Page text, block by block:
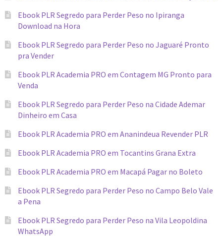
Ebook PLR Segredo para Perder Peso no Ipiranga
Download na Hora
Ebook PLR Segredo para Perder Peso no Jaguaré Pronto
pra Vender
Ebook PLR Academia PRO em Contagem MG Pronto para
Venda
Ebook PLR Segredo para Perder Peso na Cidade Ademar
Dinheiro em Casa
Ebook PLR Academia PRO em Ananindeua Revender PLR
Ebook PLR Academia PRO em Tocantins Grana Extra
Ebook PLR Academia PRO em Macapá Pagar no Boleto
Ebook PLR Segredo para Perder Peso no Campo Belo Vale
a Pena
Ebook PLR Segredo para Perder Peso na Vila Leopoldina
WhatsApp